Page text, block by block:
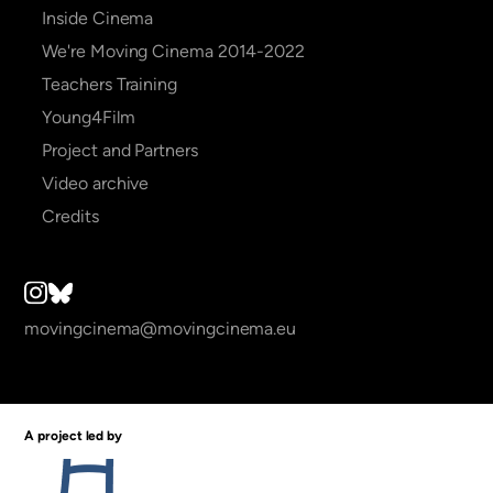
Inside Cinema
We're Moving Cinema 2014-2022
Teachers Training
Young4Film
Project and Partners
Video archive
Credits
movingcinema@movingcinema.eu
A project led by